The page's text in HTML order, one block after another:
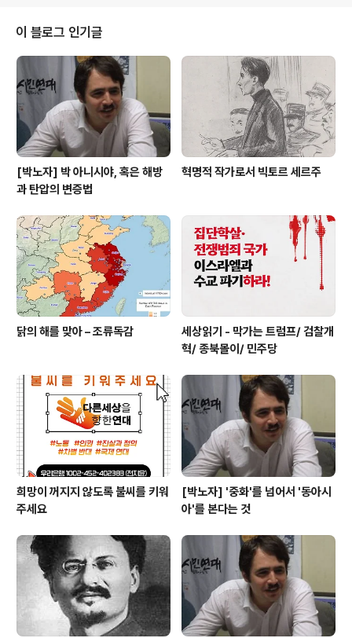
주의 국제조직인 ‘제4인터내셔널’의 집행국원이다. 까다롭
게 쓰여진 글을 프랑스어 원문까지 대조하며 정성껏 번역
하고 꼼꼼한 역주까지 달아주신 김민재 동지에게 크게 감
사드린다.] 출처: https://rs21.org.uk/2016/06/02/10
985/ 광..
이 블로그 인기글
[박노자] 박 아니시야, 혹은 해방
과 탄압의 변증법
혁명적 작가로서 빅토르 세르주
닭의 해를 맞아 – 조류독감
세상읽기 - 막가는 트럼프/ 검찰개
혁/ 종북몰이/ 민주당
희망이 꺼지지 않도록 불씨를 키워
주세요
[박노자] '중화'를 넘어서 '동아시
아'를 본다는 것